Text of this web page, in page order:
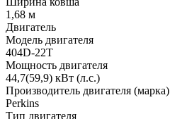
1,68 м
Двигатель
Модель двигателя
404D-22T
Мощность двигателя
44,7(59,9) кВт (л.с.)
Производитель двигателя (марка)
Perkins
Тип двигателя